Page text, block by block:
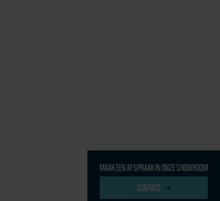
MAAK EEN AFSPRAAK IN ONZE SHOWROOM
CONTACT